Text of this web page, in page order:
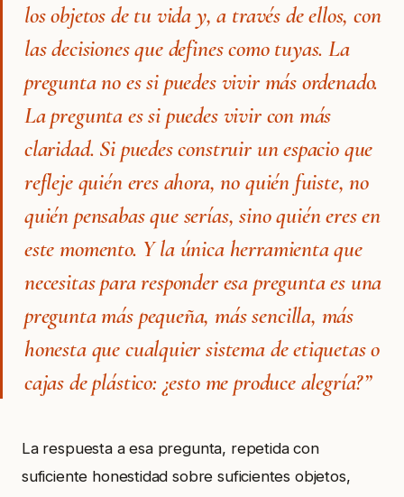
los objetos de tu vida y, a través de ellos, con
las decisiones que defines como tuyas. La
pregunta no es si puedes vivir más ordenado.
La pregunta es si puedes vivir con más
claridad. Si puedes construir un espacio que
refleje quién eres ahora, no quién fuiste, no
quién pensabas que serías, sino quién eres en
este momento. Y la única herramienta que
necesitas para responder esa pregunta es una
pregunta más pequeña, más sencilla, más
honesta que cualquier sistema de etiquetas o
cajas de plástico: ¿esto me produce alegría?”
La respuesta a esa pregunta, repetida con
suficiente honestidad sobre suficientes objetos,